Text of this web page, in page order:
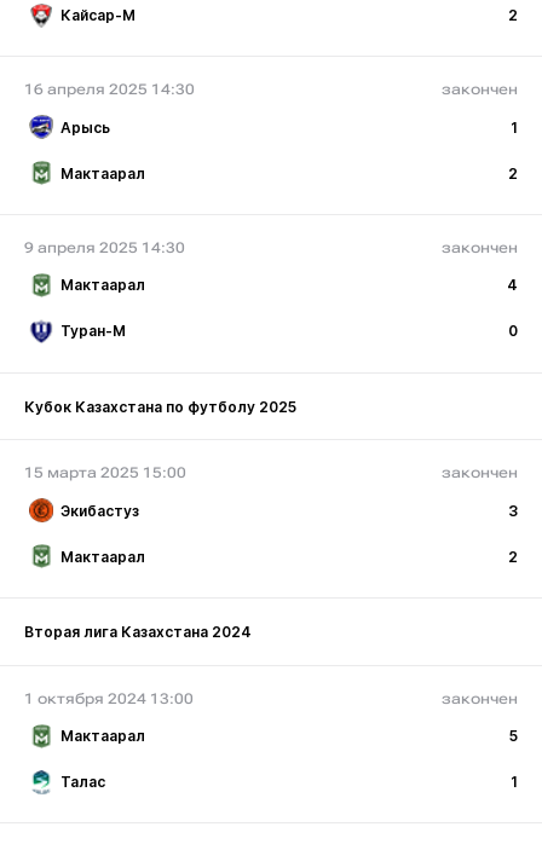
Кайсар-М 2
16 апреля 2025 14:30 закончен
Арысь 1
Мактаарал 2
9 апреля 2025 14:30 закончен
Мактаарал 4
Туран-М 0
Кубок Казахстана по футболу 2025
15 марта 2025 15:00 закончен
Экибастуз 3
Мактаарал 2
Вторая лига Казахстана 2024
1 октября 2024 13:00 закончен
Мактаарал 5
Талас 1